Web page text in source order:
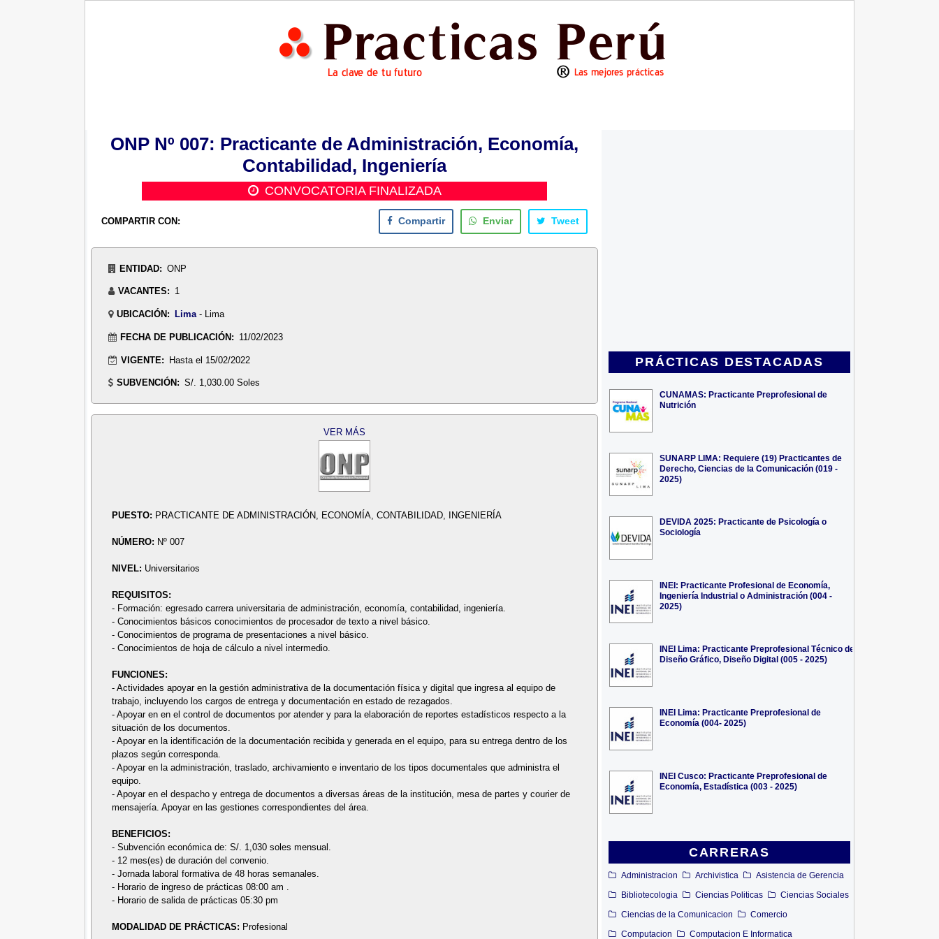
PRÁCTICAS DESTACADAS
CUNAMAS: Practicante Preprofesional de
Nutrición
SUNARP LIMA: Requiere (19) Practicantes de
Derecho, Ciencias de la Comunicación (019 -
2025)
DEVIDA 2025: Practicante de Psicología o
Sociología
INEI: Practicante Profesional de Economía,
Ingeniería Industrial o Administración (004 -
2025)
INEI Lima: Practicante Preprofesional Técnico de
Diseño Gráfico, Diseño Digital (005 - 2025)
INEI Lima: Practicante Preprofesional de
Economía (004- 2025)
INEI Cusco: Practicante Preprofesional de
Economía, Estadística (003 - 2025)
CARRERAS
Administracion Archivistica
Asistencia de Gerencia
Bibliotecologia
Ciencias Politicas
Ciencias Sociales
Ciencias de la Comunicacion
Comercio
Computacion
Computacion E Informatica
ONP Nº 007: Practicante de Administración, Economía,
Contabilidad, Ingeniería
CONVOCATORIA FINALIZADA
COMPARTIR CON: Compartir Enviar Tweet
ENTIDAD: ONP
VACANTES: 1
UBICACIÓN: Lima- Lima
FECHA DE PUBLICACIÓN: 11/02/2023
VIGENTE: Hasta el 15/02/2022
SUBVENCIÓN: S/. 1,030.00 Soles
VER MÁS
PUESTO: PRACTICANTE DE ADMINISTRACIÓN, ECONOMÍA, CONTABILIDAD, INGENIERÍA
NÚMERO: Nº 007
NIVEL: Universitarios
REQUISITOS:
- Formación: egresado carrera universitaria de administración, economía, contabilidad, ingeniería.
- Conocimientos básicos conocimientos de procesador de texto a nivel básico.
- Conocimientos de programa de presentaciones a nivel básico.
- Conocimientos de hoja de cálculo a nivel intermedio.
FUNCIONES:
- Actividades apoyar en la gestión administrativa de la documentación física y digital que ingresa al equipo de
trabajo, incluyendo los cargos de entrega y documentación en estado de rezagados.
- Apoyar en en el control de documentos por atender y para la elaboración de reportes estadísticos respecto a la
situación de los documentos.
- Apoyar en la identificación de la documentación recibida y generada en el equipo, para su entrega dentro de los
plazos según corresponda.
- Apoyar en la administración, traslado, archivamiento e inventario de los tipos documentales que administra el
equipo.
- Apoyar en el despacho y entrega de documentos a diversas áreas de la institución, mesa de partes y courier de
mensajería. Apoyar en las gestiones correspondientes del área.
BENEFICIOS:
- Subvención económica de: S/. 1,030 soles mensual.
- 12 mes(es) de duración del convenio.
- Jornada laboral formativa de 48 horas semanales.
- Horario de ingreso de prácticas 08:00 am .
- Horario de salida de prácticas 05:30 pm
MODALIDAD DE PRÁCTICAS: Profesional